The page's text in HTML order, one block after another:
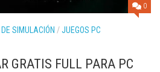
0
SIMULACIÓN /JUEGOS PC
GRATIS FULL PARA PC